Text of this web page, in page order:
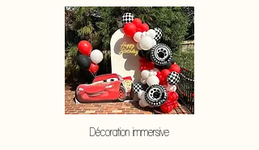
Décoration immersive